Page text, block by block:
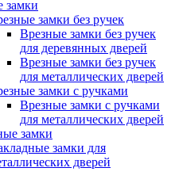
замки
замки без ручек
Врезные замки без ручек
для деревянных дверей
Врезные замки без ручек
для металлических дверей
замки с ручками
Врезные замки с ручками
для металлических дверей
замки
замки для
дверей